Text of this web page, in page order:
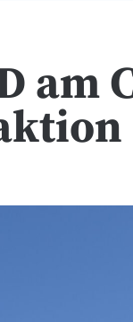
am